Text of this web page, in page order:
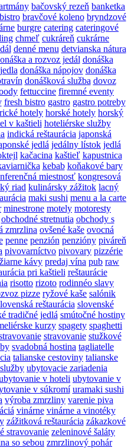
bačovský rezeň banketka
bistro bravčové koleno bryndzové
burgre catering cateringové
chmeľ cukráreň cukrárne
denné menu detvianska nátura
a rozvoz jedál donáška
donáška nápojov donáška
donášková služba dovoz
fettuccine firemné eventy
fresh bistro gastro gastro potreby
hotely horské hotely horský
v kaštieli hoteliérske služby
indická reštaurácia japonská
jedlá jedálny lístok jedlá
kačacina kaštieľ kapustnica
kebab koňakové bary
miestnosť kongresová
riad kulinársky zážitok lacný
maki sushi menu a la carte
minestrone motely motoresty
obchodné stretnutia obchody s
zmrzlina ovšené kaše ovocná
penne penzión penzióny piváreň
pivovarníctvo pivovary pizzérie
kávy predaj vína pub raw
pri kaštieli reštaurácie
risotto rizoto rodinnéo slavy
pizze ryžové kaše salónik
reštaurácia slovenské
tradičné jedlá smútočné hostiny
kurzy spagety spaghetti
stravovanie stužkové
svadobná hostina tagliatelle
talianske cestoviny talianske
ubytovacie zariadenia
v hoteli ubytovanie v
v súkromí uramaki sushi
výroba zmrzliny varenie piva
vinárne vinárne a vinotéky
zážitková reštaurácia zákazkové
stravovanie zeleninové šaláty
so sebou zmrzlinový pohár